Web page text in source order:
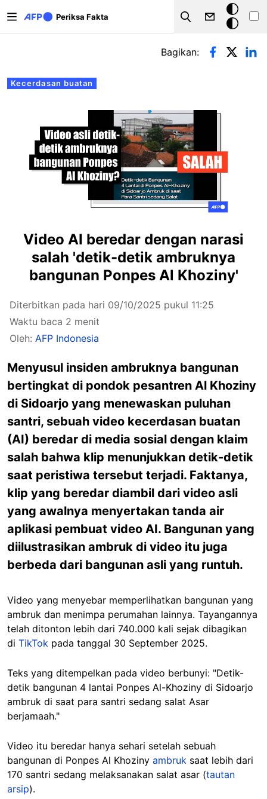
Periksa Fakta
Search
Mode
gelap
Tab primer
Kecerdasan buatan
Bagikan:
Video AI beredar dengan narasi
salah 'detik-detik ambruknya
bangunan Ponpes Al Khoziny'
Diterbitkan pada hari 09/10/2025 pukul 11:25
Waktu baca 2 menit
Oleh: AFP Indonesia
Menyusul insiden ambruknya bangunan
bertingkat di pondok pesantren Al Khoziny
di Sidoarjo yang menewaskan puluhan
santri, sebuah video kecerdasan buatan
(AI) beredar di media sosial dengan klaim
salah bahwa klip menunjukkan detik-detik
saat peristiwa tersebut terjadi. Faktanya,
klip yang beredar diambil dari video asli
yang awalnya menyertakan tanda air
aplikasi pembuat video AI. Bangunan yang
diilustrasikan ambruk di video itu juga
berbeda dari bangunan asli yang runtuh.
Video yang menyebar memperlihatkan bangunan yang
ambruk dan menimpa perumahan lainnya. Tayangannya
telah ditonton lebih dari 740.000 kali sejak dibagikan
di TikTok pada tanggal 30 September 2025.
Teks yang ditempelkan pada video berbunyi: "Detik-
detik bangunan 4 lantai Ponpes Al-Khoziny di Sidoarjo
ambruk di saat para santri sedang salat Asar
berjamaah."
Video itu beredar hanya sehari setelah sebuah
bangunan di Ponpes Al Khoziny ambruk saat lebih dari
170 santri sedang melaksanakan salat asar (tautan
arsip).